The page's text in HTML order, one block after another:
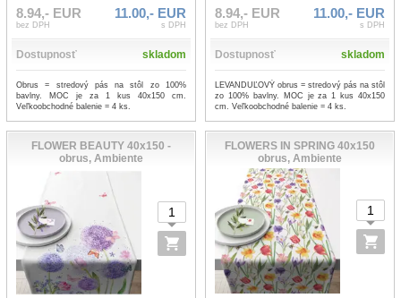
8.94,- EUR
bez DPH
11.00,- EUR
s DPH
Dostupnosť skladom
Obrus = stredový pás na stôl zo 100%
bavlny. MOC je za 1 kus 40x150 cm.
Veľkoobchodné balenie = 4 ks.
8.94,- EUR
bez DPH
11.00,- EUR
s DPH
Dostupnosť skladom
LEVANDUĽOVÝ obrus = stredový pás na stôl
zo 100% bavlny. MOC je za 1 kus 40x150
cm. Veľkoobchodné balenie = 4 ks.
FLOWER BEAUTY 40x150 -
obrus, Ambiente
FLOWERS IN SPRING 40x150
obrus, Ambiente